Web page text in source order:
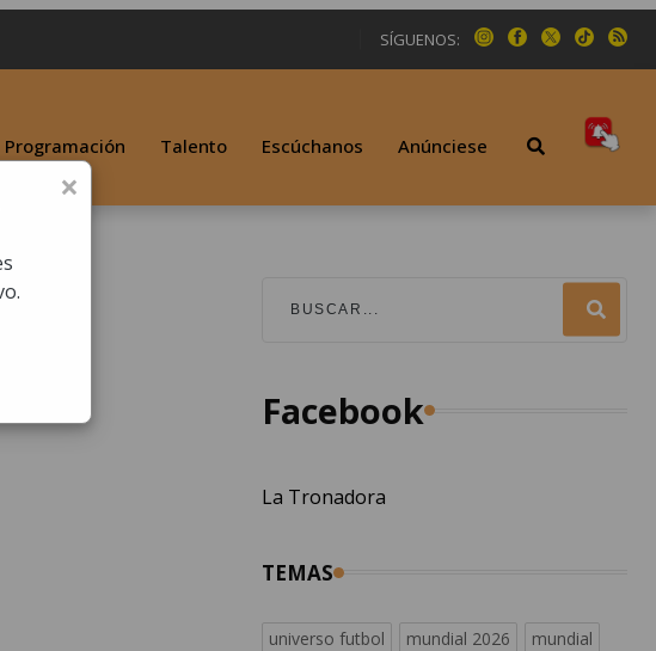
SÍGUENOS:
Programación Talento Escúchanos Anúnciese
Facebook
La Tronadora
TEMAS
universo futbol mundial 2026
mundial
×